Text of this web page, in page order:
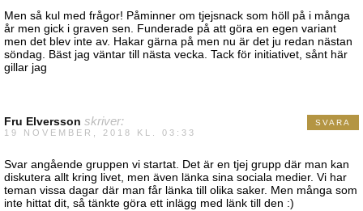
Men så kul med frågor! Påminner om tjejsnack som höll på i många
år men gick i graven sen. Funderade på att göra en egen variant
men det blev inte av. Hakar gärna på men nu är det ju redan nästan
söndag. Bäst jag väntar till nästa vecka. Tack för initiativet, sånt här
gillar jag
Fru Elversson skriver:
19 NOVEMBER, 2018 KL. 03:33
Svar angående gruppen vi startat. Det är en tjej grupp där man kan
diskutera allt kring livet, men även länka sina sociala medier. Vi har
teman vissa dagar där man får länka till olika saker. Men många som
inte hittat dit, så tänkte göra ett inlägg med länk till den :)
SVARA